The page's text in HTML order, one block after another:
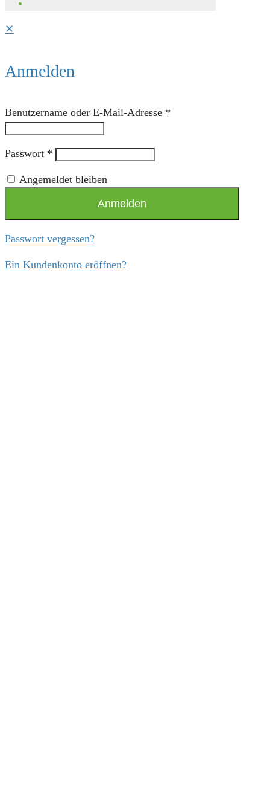
✕
Anmelden
Benutzername oder E-Mail-Adresse *
Passwort *
Angemeldet bleiben
Anmelden
Passwort vergessen?
Ein Kundenkonto eröffnen?